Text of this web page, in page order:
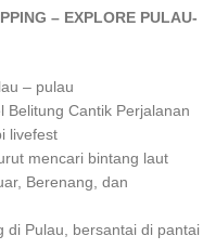
– EXPLORE PULAU-
– pulau
Belitung Cantik Perjalanan
livefest
mencari bintang laut
Berenang, dan
di Pulau, bersantai di pantai